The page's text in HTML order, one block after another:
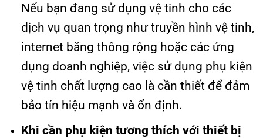
Nếu bạn đang sử dụng vệ tinh cho các
dịch vụ quan trọng như truyền hình vệ tinh,
internet băng thông rộng hoặc các ứng
dụng doanh nghiệp, việc sử dụng phụ kiện
vệ tinh chất lượng cao là cần thiết để đảm
bảo tín hiệu mạnh và ổn định.
Khi cần phụ kiện tương thích với thiết bị